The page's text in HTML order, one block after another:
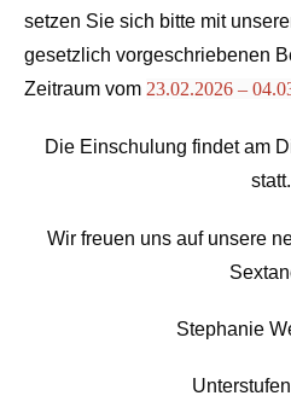
setzen Sie sich bitte mit
gesetzlich vorgeschriebenen
Zeitraum vom 23.02.2026 –
Die Einschulung findet am
statt.
Wir freuen uns auf unsere
Stephanie